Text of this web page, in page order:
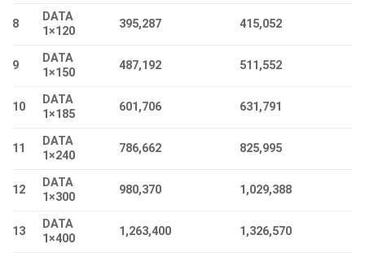
8
DATA
1×120
395,287 415,052
9
DATA
1×150
487,192 511,552
10
DATA
1×185
601,706 631,791
11
DATA
1×240
786,662 825,995
12
DATA
1×300
980,370 1,029,388
13
DATA
1×400
1,263,400 1,326,570